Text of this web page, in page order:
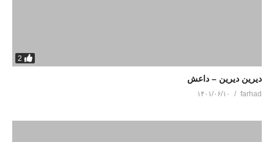
2
دیرین دیرین – داعش
farhad ۱۴۰۱/۰۶/۱۰